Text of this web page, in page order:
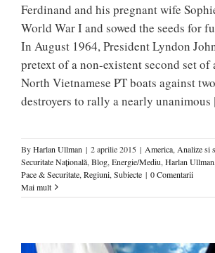
Ferdinand and his pregnant wife
World War I and sowed the seeds for
In August 1964, President Lyndon
pretext of a non-existent second set of
North Vietnamese PT boats against
destroyers to rally a nearly unanimous
ByHarlan Ullman | 2 aprilie 2015 | America, Analize si
Securitate Naţională, Blog, Energie/Mediu, Harlan Ullman
Pace & Securitate, Regiuni, Subiecte | 0 Comentarii
Mai mult